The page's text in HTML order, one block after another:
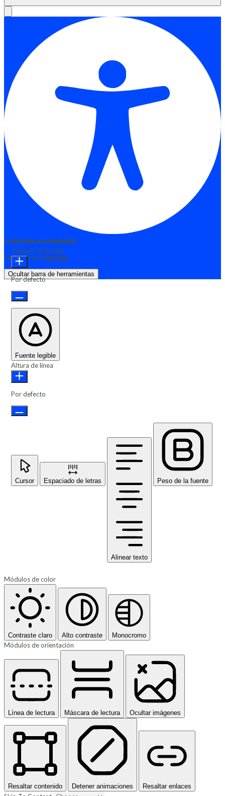
Ajustes de accesibilidad
Funciona con OneTap
Ocultar barra de herramientas
Módulos de contenido
Tamaño de fuente
Por defecto
Fuente legible
Altura de línea
Por defecto
Cursor Espaciado de letras
Alinear texto
Peso de la fuente
Módulos de color
Contraste claro Alto contraste Monocromo
Módulos de orientación
Línea de lectura Máscara de lectura Ocultar imágenes
Resaltar contenido Detener animaciones Resaltar enlaces